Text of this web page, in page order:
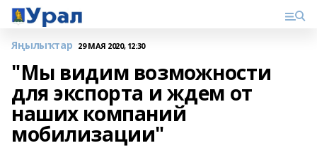
Яңылыҡтар 29 МАЯ 2020, 12:30
"Мы видим возможности
для экспорта и ждем от
наших компаний
мобилизации"